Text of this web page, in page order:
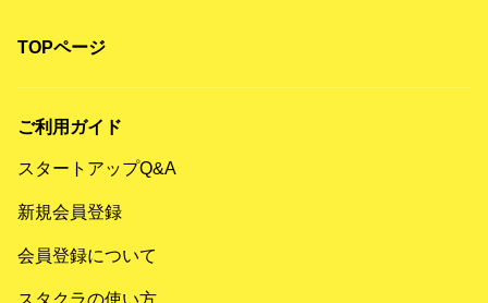
TOPページ
ご利用ガイド
スタートアップQ&A
新規会員登録
会員登録について
スタクラの使い方